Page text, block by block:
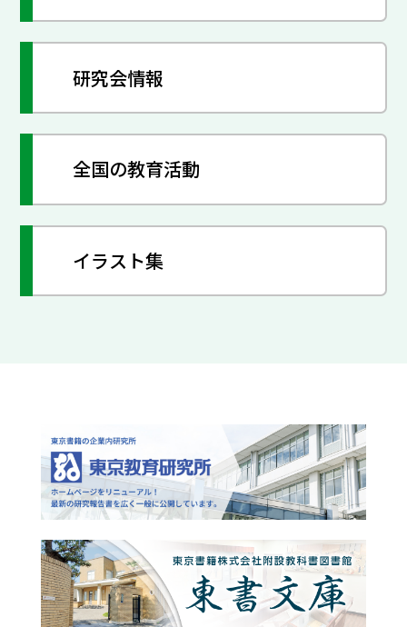
研究会情報
全国の教育活動
イラスト集